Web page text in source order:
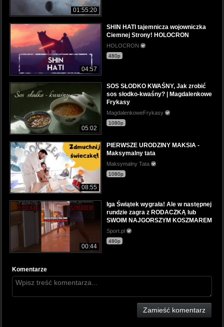
01:55:20
04:57
SHIN HATI tajemnicza wojowniczka
Ciemnej Strony! HOLOCRON
HOLOCRON
480p
05:02
SOS SŁODKO KWAŚNY, Jak zrobić
sos słodko-kwaśny? | Magdalenkowe
Frykasy
MagdalenkoweFrykasy
1080p
08:55
PIERWSZE URODZINY MAKSIA -
Maksymalny tata
Maksymalny Tata
1080p
00:44
Iga Świątek wygrała! Ale w następnej
rundzie zagra z RODACZKĄ lub
SWOIM NAJGORSZYM KOSZMAREM
Sport.pl
480p
Komentarze
Zamieść komentarz